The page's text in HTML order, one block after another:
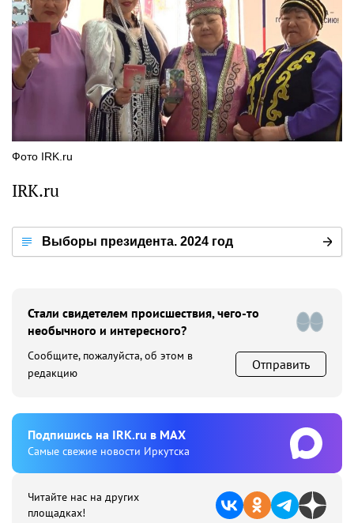
Фото IRK.ru
IRK.ru
Выборы президента. 2024 год
Стали свидетелем происшествия, чего-то
необычного и интересного?
Сообщите, пожалуйста, об этом в
редакцию
Отправить
Подпишиcь на IRK.ru в MAX
Cамые свежие новости Иркутска
Читайте нас на других
площадках!